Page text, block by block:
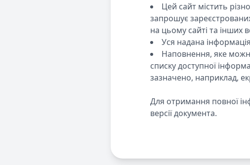
Цей сайт містить
запрошує
на цьому сайті та інших
Уся надана
Наповнення, яке
списку доступної
зазначено, наприклад,
Для отримання повної
версії документа.